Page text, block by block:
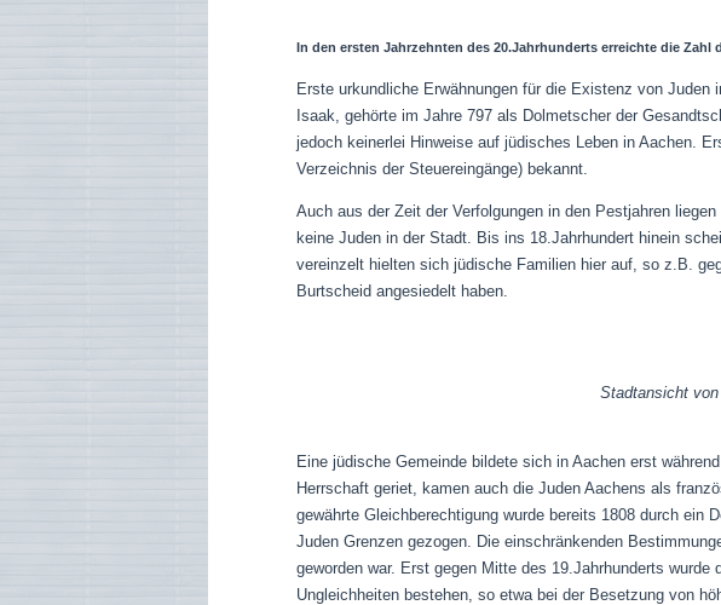
In den ersten Jahrzehnten des 20.Jahrhunderts erreichte die
Erste urkundliche Erwähnungen für die Existenz von
Isaak, gehörte im Jahre 797 als Dolmetscher der
jedoch keinerlei Hinweise auf jüdisches Leben in Aachen.
Verzeichnis der Steuereingänge) bekannt.
Auch aus der Zeit der Verfolgungen in den Pestjahren
keine Juden in der Stadt. Bis ins 18.Jahrhundert hinein
vereinzelt hielten sich jüdische Familien hier auf, so z.B.
Burtscheid angesiedelt haben.
Stadtansicht
Eine jüdische Gemeinde bildete sich in Aachen erst
Herrschaft geriet, kamen auch die Juden Aachens als
gewährte Gleichberechtigung wurde bereits 1808 durch ein
Juden Grenzen gezogen. Die einschränkenden
geworden war. Erst gegen Mitte des 19.Jahrhunderts
Ungleichheiten bestehen, so etwa bei der Besetzung von